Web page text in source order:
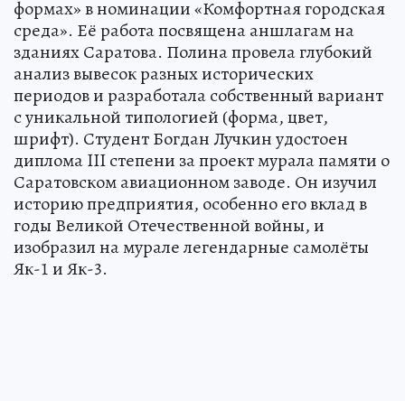
формах» в номинации «Комфортная городская
среда». Её работа посвящена аншлагам на
зданиях Саратова. Полина провела глубокий
анализ вывесок разных исторических
периодов и разработала собственный вариант
с уникальной типологией (форма, цвет,
шрифт). Студент Богдан Лучкин удостоен
диплома III степени за проект мурала памяти о
Саратовском авиационном заводе. Он изучил
историю предприятия, особенно его вклад в
годы Великой Отечественной войны, и
изобразил на мурале легендарные самолёты
Як-1 и Як-3.